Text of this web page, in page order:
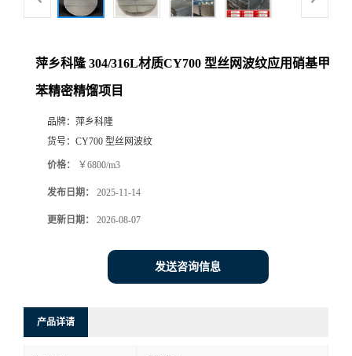
品
厅
萍乡科隆 304/316L材质CY700 型丝网波纹应用硝基甲
苯精密精馏项目
品牌： 萍乡科隆
货号： CY700 型丝网波纹
价格： ￥6800/m3
发布日期： 2025-11-14
更新日期： 2026-08-07
发送咨询信息
产品详请